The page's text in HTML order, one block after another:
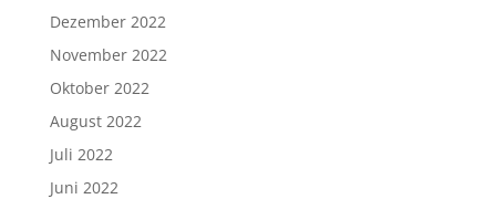
Dezember 2022
November 2022
Oktober 2022
August 2022
Juli 2022
Juni 2022